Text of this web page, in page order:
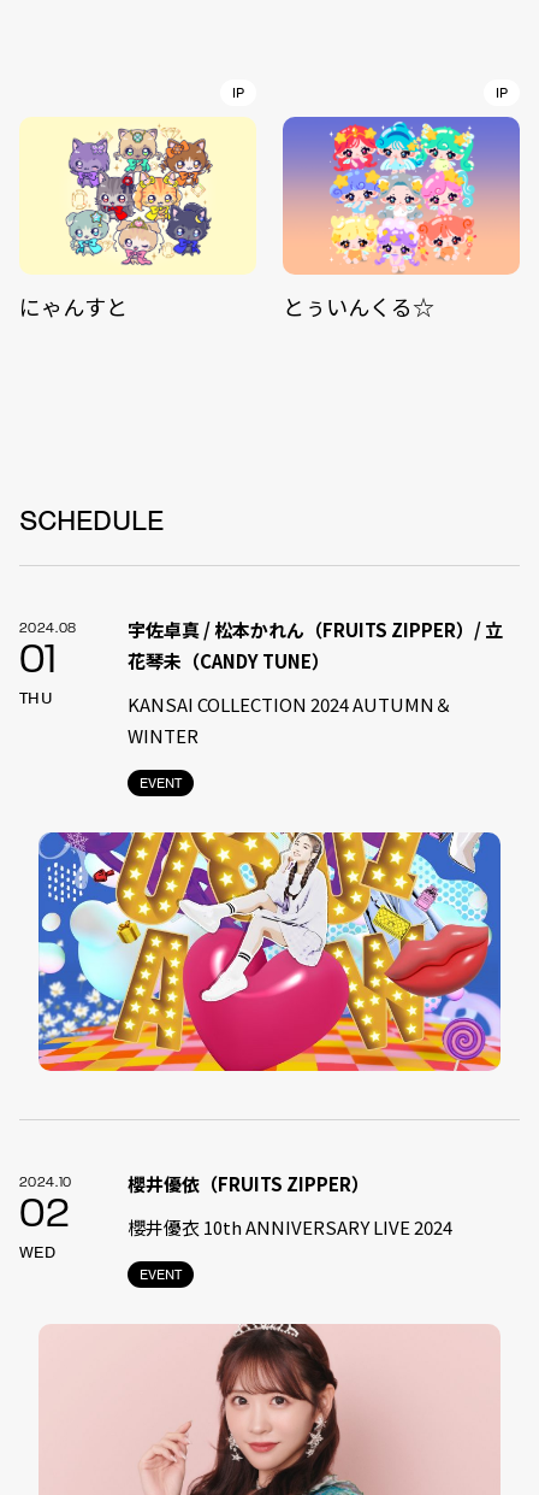
IP
にゃんすと
IP
とぅいんくる☆
SCHEDULE
2024.08
01
THU
EVENT
宇佐卓真 / 松本かれん（FRUITS ZIPPER）/ 立
花琴未（CANDY TUNE）
KANSAI COLLECTION 2024 AUTUMN＆
WINTER
2024.10
02
WED
EVENT
櫻井優依（FRUITS ZIPPER）
櫻井優衣 10th ANNIVERSARY LIVE 2024